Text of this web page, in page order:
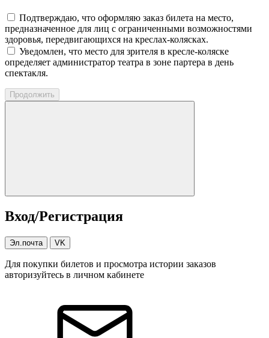
Подтверждаю, что оформляю заказ билета на место,
предназначенное для лиц с ограниченными возможностями
здоровья, передвигающихся на креслах-колясках.
Уведомлен, что место для зрителя в кресле-коляске
определяет администратор театра в зоне партера в день
спектакля.
Продолжить
Вход/Регистрация
Эл.почта VK
Для покупки билетов и просмотра истории заказов
авторизуйтесь в личном кабинете